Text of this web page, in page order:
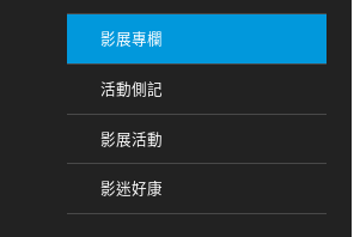
影展專欄
活動側記
影展活動
影迷好康